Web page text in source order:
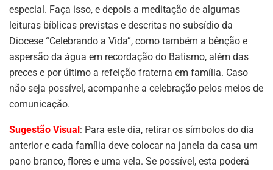
especial. Faça isso, e depois a meditação de algumas
leituras bíblicas previstas e descritas no subsídio da
Diocese “Celebrando a Vida”, como também a bênção e
aspersão da água em recordação do Batismo, além das
preces e por último a refeição fraterna em família. Caso
não seja possível, acompanhe a celebração pelos meios de
comunicação.
Sugestão Visual: Para este dia, retirar os símbolos do dia
anterior e cada família deve colocar na janela da casa um
pano branco, flores e uma vela. Se possível, esta poderá